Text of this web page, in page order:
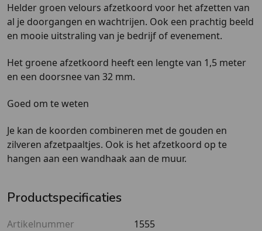
Helder groen velours afzetkoord voor het afzetten van
al je doorgangen en wachtrijen. Ook een prachtig beeld
en mooie uitstraling van je bedrijf of evenement.
Het groene afzetkoord heeft een lengte van 1,5 meter
en een doorsnee van 32 mm.
Goed om te weten
Je kan de koorden combineren met de gouden en
zilveren afzetpaaltjes. Ook is het afzetkoord op te
hangen aan een wandhaak aan de muur.
Productspecificaties
Artikelnummer
1555